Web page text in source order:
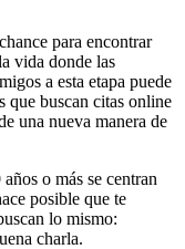
para encontrar
vida donde las
a esta etapa puede
que buscan citas online
una nueva manera de
o más se centran
posible que te
lo mismo:
charla.